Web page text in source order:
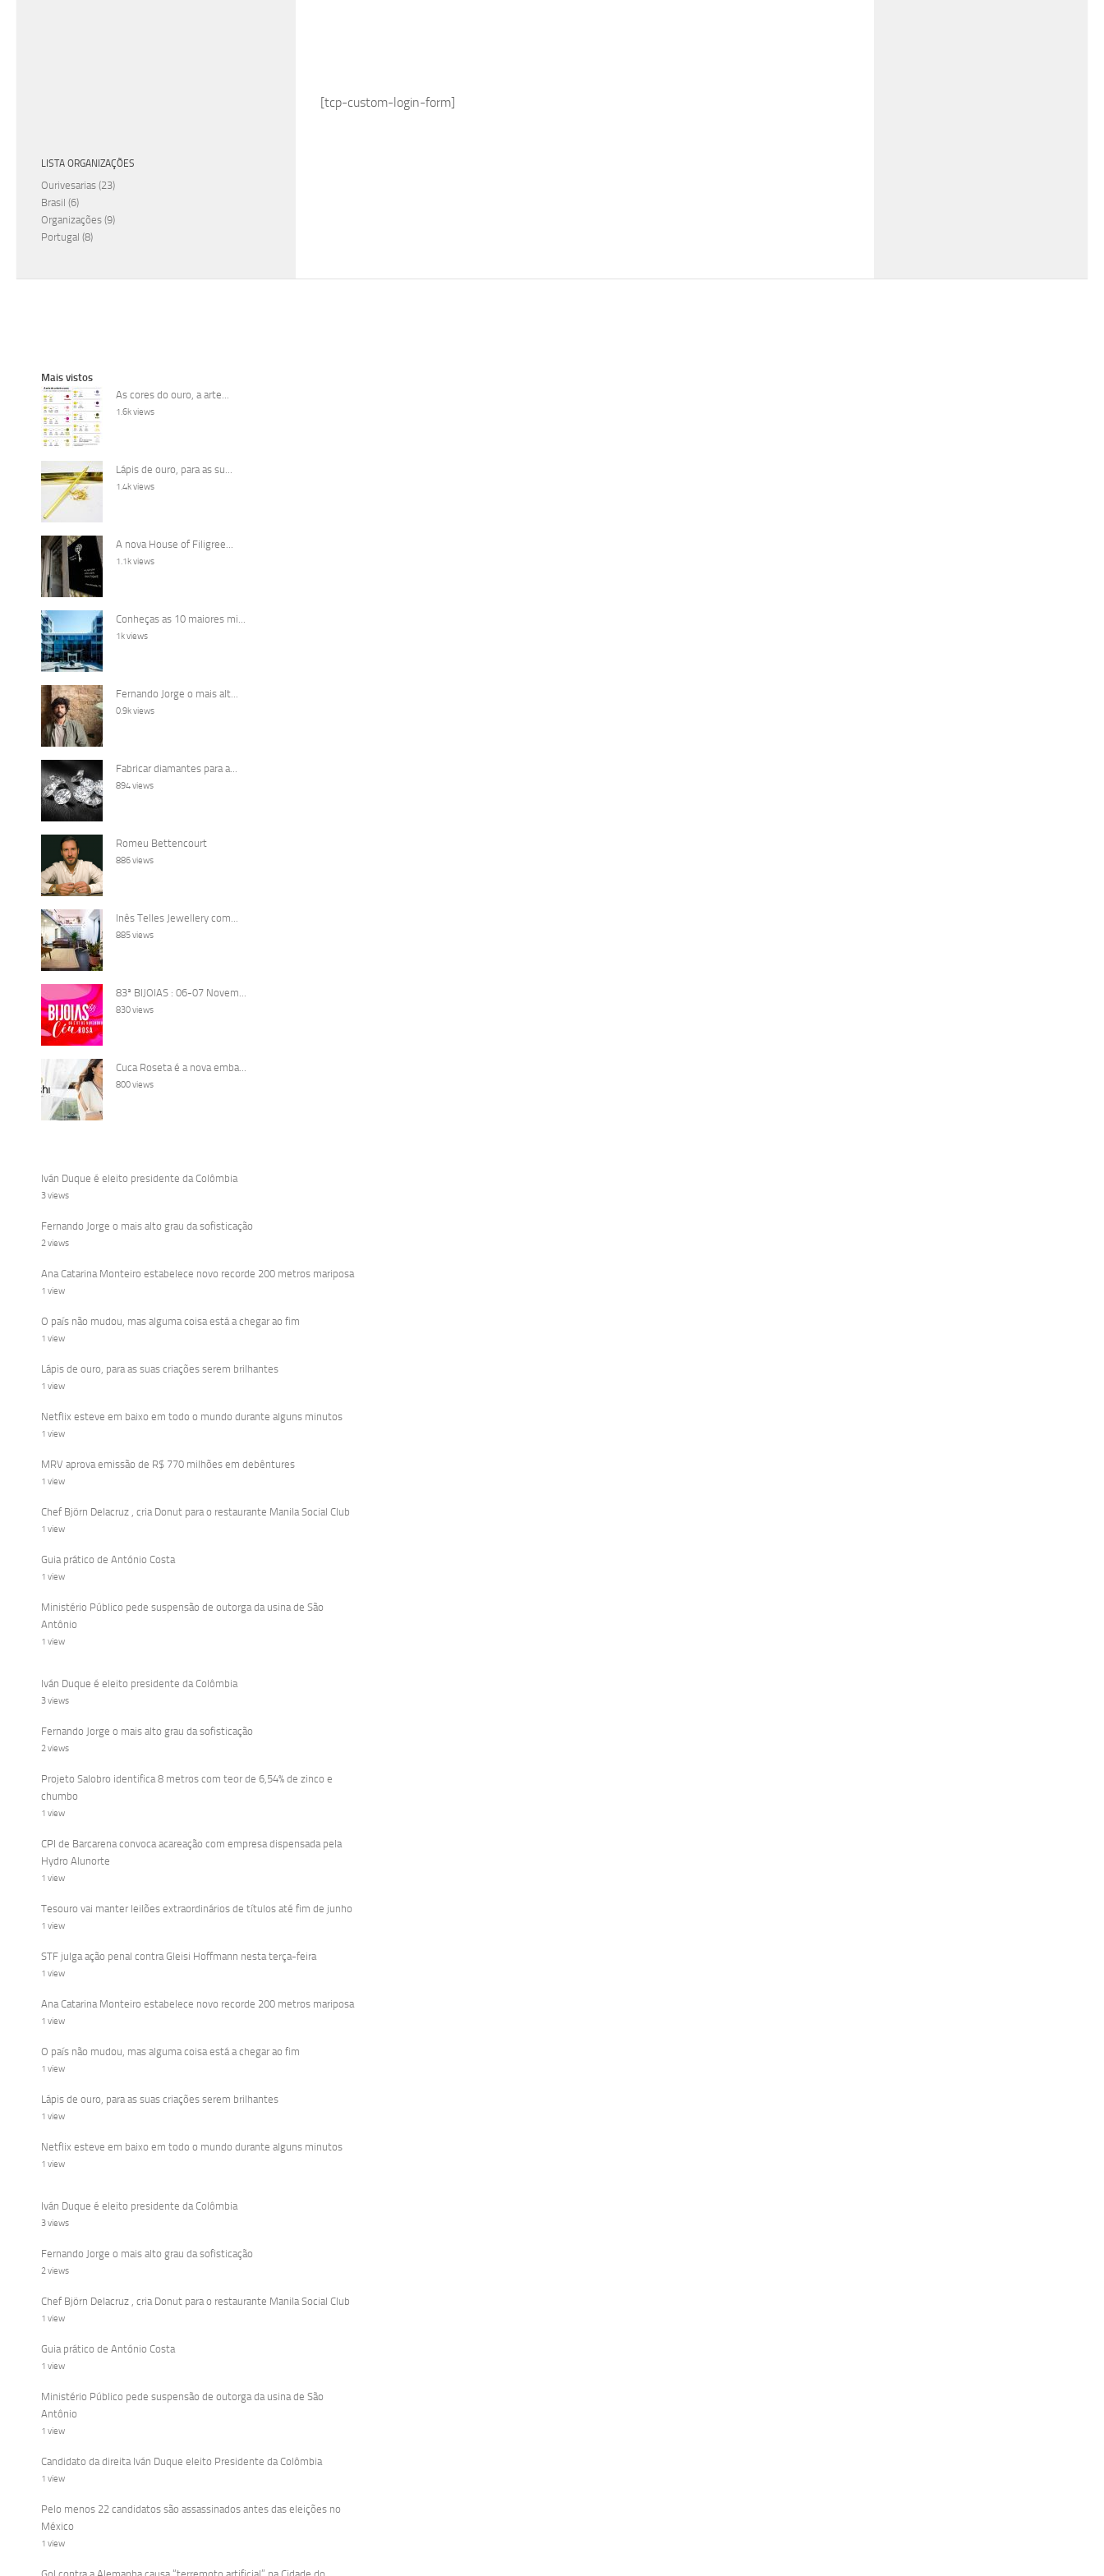
[tcp-custom-login-form]
LISTA ORGANIZAÇÕES
Ourivesarias (23)
Brasil (6)
Organizações (9)
Portugal (8)
Mais vistos
As cores do ouro, a arte...
1.6k views
Lápis de ouro, para as su...
1.4k views
A nova House of Filigree...
1.1k views
Conheças as 10 maiores mi...
1k views
Fernando Jorge o mais alt...
0.9k views
Fabricar diamantes para a...
894 views
Romeu Bettencourt
886 views
Inês Telles Jewellery com...
885 views
83ª BIJOIAS : 06-07 Novem...
830 views
Cuca Roseta é a nova emba...
800 views
Iván Duque é eleito presidente da Colômbia
3 views
Fernando Jorge o mais alto grau da sofisticação
2 views
Ana Catarina Monteiro estabelece novo recorde 200 metros mariposa
1 view
O país não mudou, mas alguma coisa está a chegar ao fim
1 view
Lápis de ouro, para as suas criações serem brilhantes
1 view
Netflix esteve em baixo em todo o mundo durante alguns minutos
1 view
MRV aprova emissão de R$ 770 milhões em debêntures
1 view
Chef Björn Delacruz , cria Donut para o restaurante Manila Social Club
1 view
Guia prático de António Costa
1 view
Ministério Público pede suspensão de outorga da usina de São
Antônio
1 view
Iván Duque é eleito presidente da Colômbia
3 views
Fernando Jorge o mais alto grau da sofisticação
2 views
Projeto Salobro identifica 8 metros com teor de 6,54% de zinco e
chumbo
1 view
CPI de Barcarena convoca acareação com empresa dispensada pela
Hydro Alunorte
1 view
Tesouro vai manter leilões extraordinários de títulos até fim de junho
1 view
STF julga ação penal contra Gleisi Hoffmann nesta terça-feira
1 view
Ana Catarina Monteiro estabelece novo recorde 200 metros mariposa
1 view
O país não mudou, mas alguma coisa está a chegar ao fim
1 view
Lápis de ouro, para as suas criações serem brilhantes
1 view
Netflix esteve em baixo em todo o mundo durante alguns minutos
1 view
Iván Duque é eleito presidente da Colômbia
3 views
Fernando Jorge o mais alto grau da sofisticação
2 views
Chef Björn Delacruz , cria Donut para o restaurante Manila Social Club
1 view
Guia prático de António Costa
1 view
Ministério Público pede suspensão de outorga da usina de São
Antônio
1 view
Candidato da direita Iván Duque eleito Presidente da Colômbia
1 view
Pelo menos 22 candidatos são assassinados antes das eleições no
México
1 view